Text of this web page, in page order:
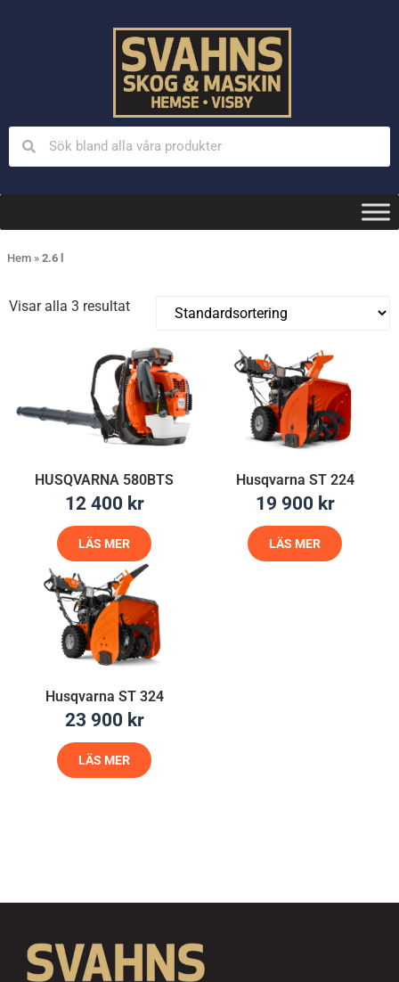
Hem » 2.6 l
Visar alla 3 resultat
HUSQVARNA 580BTS
12 400 kr
LÄS MER
Husqvarna ST 224
19 900 kr
LÄS MER
Husqvarna ST 324
23 900 kr
LÄS MER